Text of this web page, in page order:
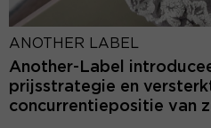
ANOTHER LABEL
Another-Label
prijsstrategie en
concurrentiepositie van